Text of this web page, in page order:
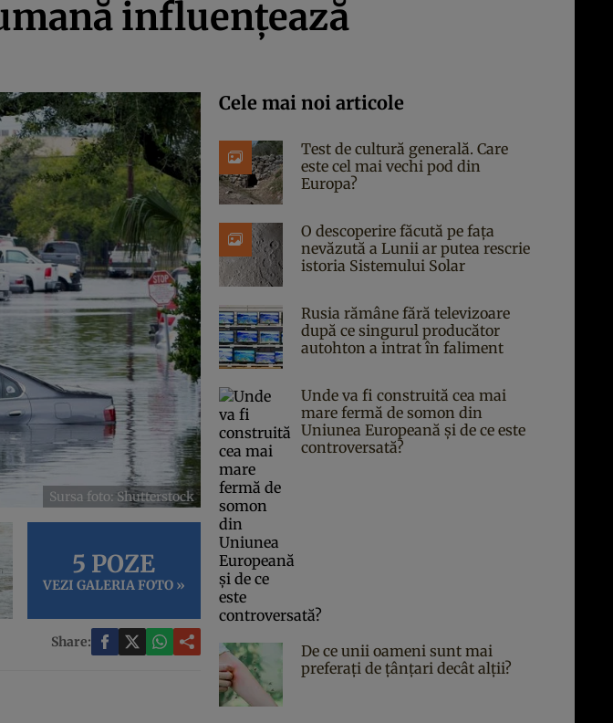
influențează
Sursa foto: Shutterstock
5 POZE
VEZI GALERIA FOTO »
Share:
Cele mai noi articole
Test de cultură generală. Care
este cel mai vechi pod din
Europa?
O descoperire făcută pe fața
nevăzută a Lunii ar putea rescrie
istoria Sistemului Solar
Rusia rămâne fără televizoare
după ce singurul producător
autohton a intrat în faliment
Unde va fi construită cea mai
mare fermă de somon din
Uniunea Europeană și de ce este
controversată?
De ce unii oameni sunt mai
preferați de țânțari decât alții?